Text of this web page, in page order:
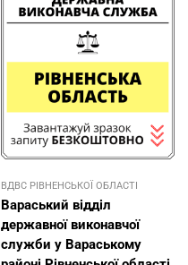
ВДВС РІВНЕНСЬКОЇ ОБЛАСТІ
Вараський відділ
державної виконавчої
служби у Вараському